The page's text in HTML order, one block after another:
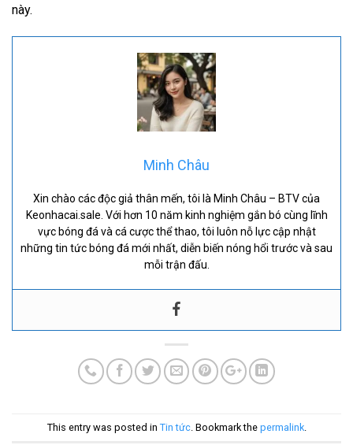
này.
Minh Châu
Xin chào các độc giả thân mến, tôi là Minh Châu – BTV của
Keonhacai.sale. Với hơn 10 năm kinh nghiệm gắn bó cùng lĩnh
vực bóng đá và cá cược thể thao, tôi luôn nỗ lực cập nhật
những tin tức bóng đá mới nhất, diễn biến nóng hổi trước và sau
mỗi trận đấu.
This entry was posted in Tin tức. Bookmark the permalink.